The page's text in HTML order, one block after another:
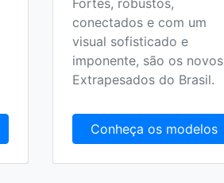
conectados e com um
visual sofisticado e
imponente, são os novos
Extrapesados do Brasil.
Conheça os modelos